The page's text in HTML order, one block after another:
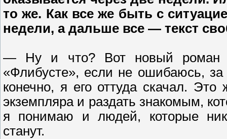
то же. Как все же быть с
недели, а дальше все — текст
— Ну и что? Вот новый роман
«Флибусте», если не ошибаюсь, за
конечно, я его оттуда скачал.
экземпляра и раздать знакомым,
я понимаю и людей, которые
станут.